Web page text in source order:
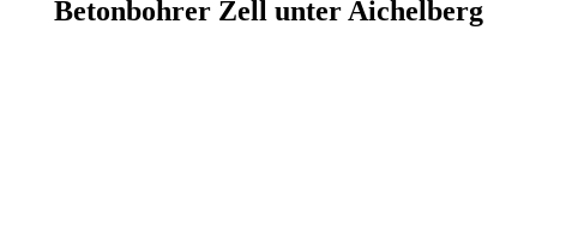
Betonbohrer Zell unter Aichelberg